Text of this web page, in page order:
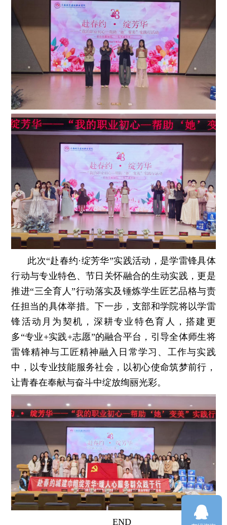
此次“赴春约·绽芳华”实践活动，是学雷锋具体
行动与专业特色、节日关怀融合的生动实践，更是
推进“三全育人”行动落实及锤炼学生匠艺品格与责
任担当的具体举措。下一步，支部和学院将以学雷
锋活动月为契机，深耕专业特色育人，搭建更
多“专业+实践+志愿”的融合平台，引导全体师生将
雷锋精神与工匠精神融入日常学习、工作与实践
中，以专业技能服务社会，以初心使命筑梦前行，
让青春在奉献与奋斗中绽放绚丽光彩。
END